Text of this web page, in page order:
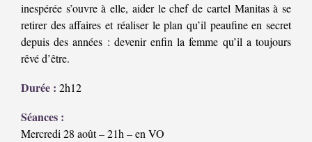
inespérée s’ouvre à elle, aider le chef de cartel Manitas à se
retirer des affaires et réaliser le plan qu’il peaufine en secret
depuis des années : devenir enfin la femme qu’il a toujours
rêvé d’être.
Durée : 2h12
Séances :
Mercredi 28 août – 21h – en VO